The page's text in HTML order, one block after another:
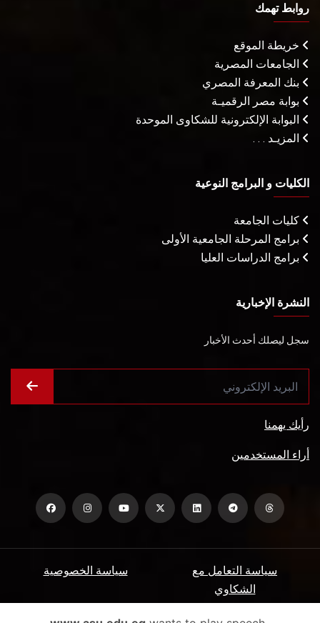
روابط تهمك
خريطة الموقع
الجامعات المصرية
بنك المعرفة المصري
بوابة مصر الرقميـة
البوابة الإلكترونية للشكاوى الموحدة
المزيـد . . .
الكليات و البرامج النوعية
كليات الجامعة
برامج المرحلة الجامعية الأولى
برامج الدراسات العليا
النشرة الإخبارية
سجل ليصلك أحدث الأخبار
رأيك يهمنا
أراء المستخدمين
سياسة الخصوصية
سياسة التعامل مع
الشكاوي
الأسئلة الشائعة ميثاق المتعاملين